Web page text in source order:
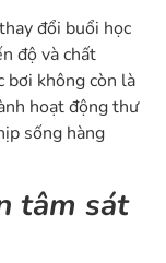
đổi buổi học
độ và chất
bơi không còn là
hoạt động thư
sống hàng
tâm sát